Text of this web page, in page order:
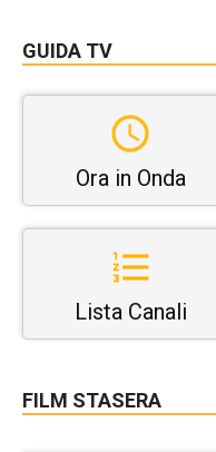
GUIDA TV
Ora in Onda
Lista Canali
FILM STASERA